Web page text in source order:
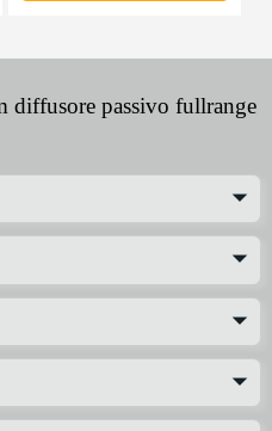
diffusore passivo fullrange